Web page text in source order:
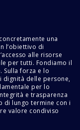
una
l’obiettivo di
alle risorse
per tutti. Fondiamo il
Sulla forza e lo
dignità delle persone,
per lo
e trasparenza
di lungo termine con i
valore condiviso